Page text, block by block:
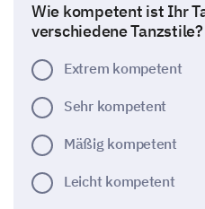
Wie kompetent ist Ihr
verschiedene Tanzstile?
Extrem kompetent
Sehr kompetent
Mäßig kompetent
Leicht kompetent